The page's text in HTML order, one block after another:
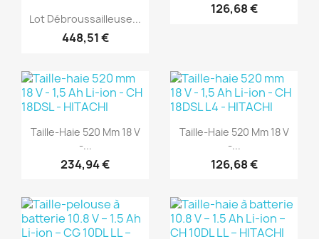
Aperçu rapide
Lot Débroussailleuse...
448,51 €
126,68 €
Aperçu rapide
Taille-Haie 520 Mm 18 V
-...
234,94 €
Aperçu rapide
Taille-Haie 520 Mm 18 V
-...
126,68 €
(1)
(1)